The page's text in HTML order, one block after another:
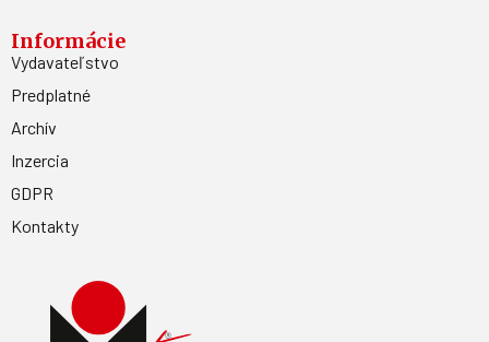
Informácie
Vydavateľstvo
Predplatné
Archív
Inzercia
GDPR
Kontakty